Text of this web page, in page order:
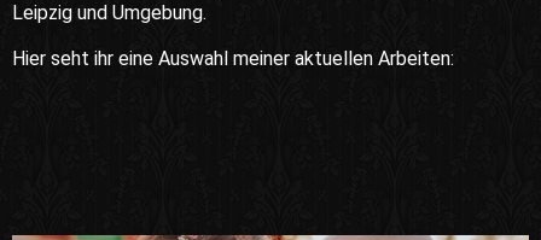
Leipzig und Umgebung.
Hier seht ihr eine Auswahl meiner aktuellen Arbeiten: